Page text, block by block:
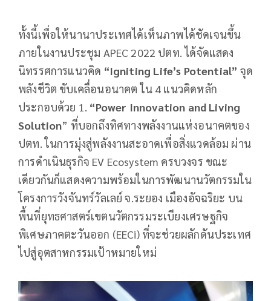
ทั้งนี้เพื่อให้นานาประเทศได้เห็นภาพได้ชัดเจนขึ้น
ภายในงานประชุม APEC 2022 ปตท. ได้จัดแสดง
นิทรรศการแนวคิด “Igniting Life’s Potential” จุด
พลังชีวิต ขับเคลื่อนอนาคต ใน 4 แนวคิดหลัก
ประกอบด้วย 1. “Power Innovation and Living
Solution” ที่บอกถึงทิศทางพลังงานแห่งอนาคตของ
ปตท. ในการมุ่งสู่พลังงานสะอาดเพื่อสิ่งแวดล้อม ผ่าน
การดำเนินธุรกิจ EV Ecosystem ครบวงจร ขณะ
เดียวกันก็แสดงความพร้อมในการพัฒนานวัตกรรมใน
โครงการวังจันทร์วัลเลย์ จ.ระยอง เมืองอัจฉริยะ บน
พื้นที่ยุทธศาสตร์เขตนวัตกรรมระเบียงเศรษฐกิจ
พิเศษภาคตะวันออก (EECi) ที่จะช่วยผลักดันประเทศ
ไปสู่อุตสาหกรรมเป้าหมายใหม่